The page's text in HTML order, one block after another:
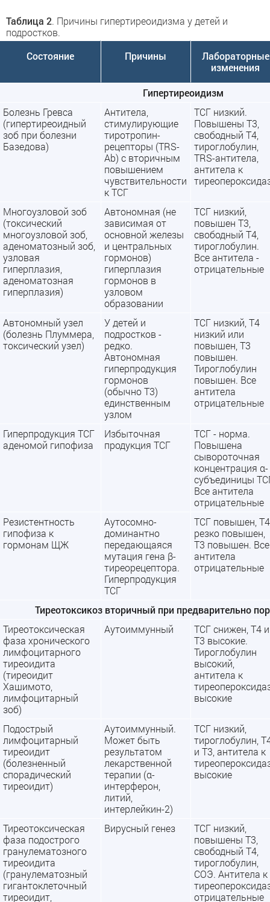
Таблица 2. Причины гипертиреоидизма у детей и
подростков.
Состояние
Причины
Лабораторные
изменения
Гипертиреоидизм
Болезнь Гревса
(гипертиреоидный
зоб при болезни
Базедова)
Антитела,
стимулирующие
тиротропин-
рецепторы (TRS-
Ab) с вторичным
повышением
чувствительности
к ТСГ
ТСГ низкий.
Повышены Т3,
свободный Т4,
тироглобулин,
TRS-антитела,
антитела к
Многоузловой зоб
(токсический
многоузловой зоб,
аденоматозный зоб,
узловая
гиперплазия,
аденоматозная
гиперплазия)
Автономная (не
зависимая от
основной железы
и центральных
гормонов)
гиперплазия
гормонов в
узловом
образовании
ТСГ низкий,
повышен Т3,
свободный Т4,
тироглобулин.
Все антитела -
отрицательные
Автономный узел
(болезнь Плуммера,
токсический узел)
У детей и
подростков -
редко.
Автономная
гиперпродукция
гормонов
(обычно Т3)
единственным
узлом
ТСГ низкий, Т4
низкий или
повышен, Т3
повышен.
Тироглобулин
повышен. Все
антитела
отрицательные
Гиперпродукция ТСГ
аденомой гипофиза
Избыточная
продукция ТСГ
ТСГ - норма.
Повышена
сывороточная
концентрация α-
субъединицы
Все антитела
отрицательные
Резистентность
гипофиза к
гормонам ЩЖ
Аутосомно-
доминантно
передающаяся
мутация гена β-
тиреорецептора.
Гиперпродукция
ТСГ
ТСГ повышен, Т4
резко повышен,
Т3 повышен. Все
антитела
отрицательные
Тиреотоксикоз вторичный при предварительно
Тиреотоксическая
фаза хронического
лимфоцитарного
тиреоидита
(тиреоидит
Хашимото,
лимфоцитарный
зоб)
Аутоиммунный
ТСГ снижен, Т4 и
Т3 высокие.
Тироглобулин
высокий,
антитела к
высокие
Подострый
лимфоцитарный
тиреоидит
(болезненный
спорадический
тиреоидит)
Аутоиммунный.
Может быть
результатом
лекарственной
терапии (α-
интерферон,
литий,
интерлейкин-2)
ТСГ низкий,
тироглобулин,
и Т3, антитела к
высокие
Тиреотоксическая
фаза подострого
гранулематозного
тиреоидита
(гранулематозный
гигантоклеточный
тиреоидит,
Вирусный генез
ТСГ низкий,
повышены Т3,
свободный Т4,
тироглобулин,
СОЭ. Антитела к
отрицательные